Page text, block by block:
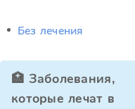
Без лечения
🏥 Заболевания,
которые лечат в